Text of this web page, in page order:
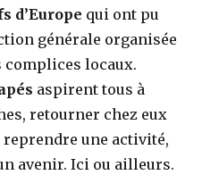
d’Europe qui ont pu
générale organisée
complices locaux.
aspirent tous à
retourner chez eux
une activité,
avenir. Ici ou ailleurs.